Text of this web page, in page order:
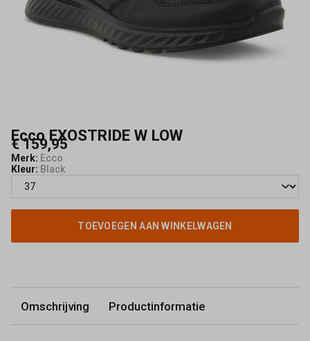
Ecco EXOSTRIDE W LOW
€ 159,95
Merk: Ecco
Kleur: Black
TOEVOEGEN AAN WINKELWAGEN
Omschrijving Productinformatie